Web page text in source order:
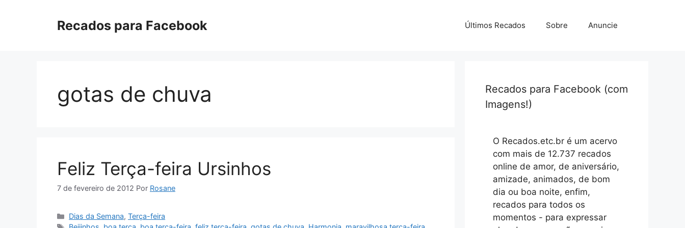
Recados para Facebook Últimos Recados Sobre Anuncie
gotas de chuva
Feliz Terça-feira Ursinhos
7 de fevereiro de 2012 Por Rosane
Categorias
Dias da Semana,Terça-feira
Recados para Facebook (com
Imagens!)
O Recados.etc.br é um acervo
com mais de 12.737 recados
online de amor, de aniversário,
amizade, animados, de bom
dia ou boa noite, enfim,
recados para todos os
momentos - para expressar